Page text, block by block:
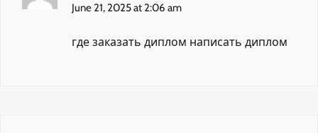
June 21, 2025 at 2:06 am
где заказать диплом написать диплом